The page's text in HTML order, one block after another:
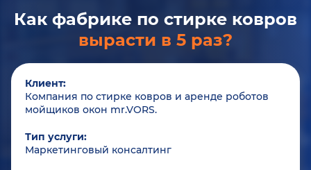
Как фабрике по стирке ковров
вырасти в 5 раз?
Клиент:
Компания по стирке ковров и аренде роботов
мойщиков окон mr.VORS.
Тип услуги:
Маркетинговый консалтинг